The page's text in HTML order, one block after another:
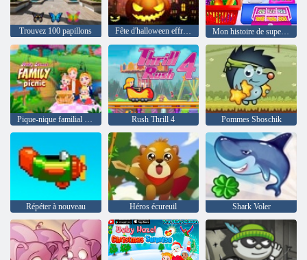
Trouvez 100 papillons Fête d'halloween effrayant Mon histoire de supermarché
Pique-nique familial Baby Hazel Rush Thrill 4 Pommes Sboschik
Répéter à nouveau Héros écureuil Shark Voler